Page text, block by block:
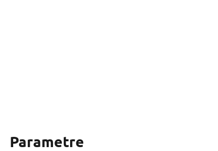
Parametre